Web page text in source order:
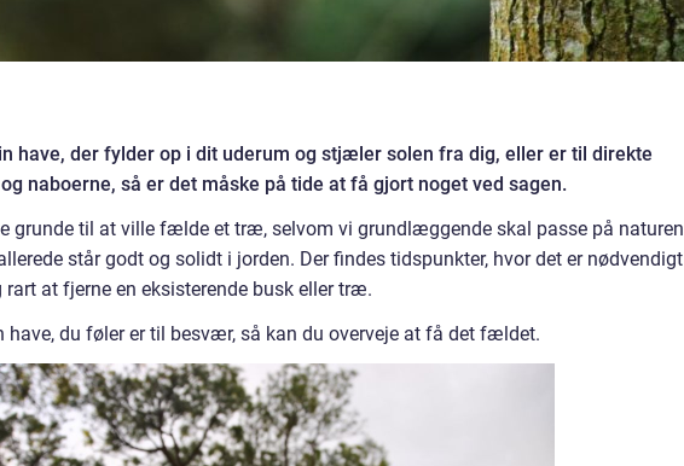
have, der fylder op i dit uderum og stjæler solen fra dig, eller er til direkte
naboerne, så er det måske på tide at få gjort noget ved sagen.
grunde til at ville fælde et træ, selvom vi grundlæggende skal passe på naturen
står godt og solidt i jorden. Der findes tidspunkter, hvor det er nødvendigt
at fjerne en eksisterende busk eller træ.
du føler er til besvær, så kan du overveje at få det fældet.